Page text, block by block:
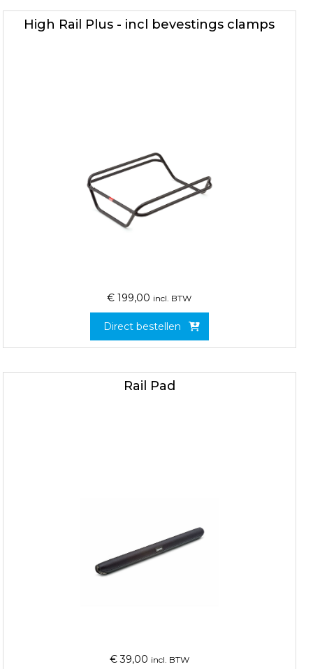
High Rail Plus - incl bevestings clamps
€ 199,00 incl. BTW
Direct bestellen
Rail Pad
€ 39,00 incl. BTW